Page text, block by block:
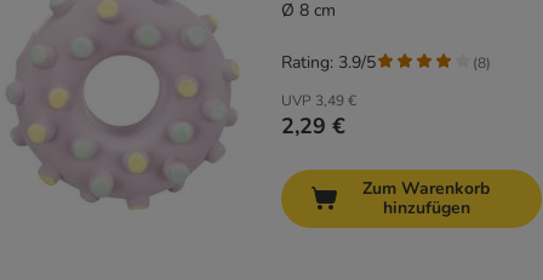
Ø 8 cm
UVP 3,49 €
2,29 €
Rating: 3.9/5 (8)
Zum Warenkorb
hinzufügen